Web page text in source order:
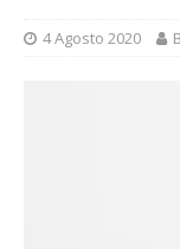
4 Agosto 2020